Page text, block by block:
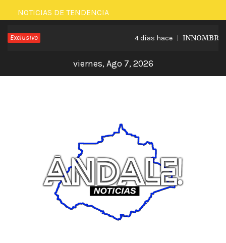
Saltar
al
contenido
NOTICIAS DE TENDENCIA
Exclusivo 4 días hace
viernes, Ago 7, 2026